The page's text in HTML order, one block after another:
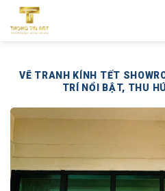
qua
VẼ TRANH KÍNH TẾT
TRÍ NỔI BẬT, THU